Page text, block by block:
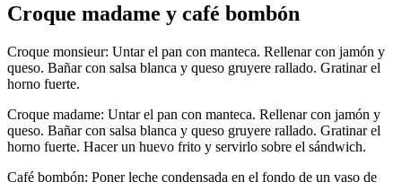
Croque madame y café bombón
Croque monsieur: Untar el pan con manteca. Rellenar con jamón y
queso. Bañar con salsa blanca y queso gruyere rallado. Gratinar el
horno fuerte.
Croque madame: Untar el pan con manteca. Rellenar con jamón y
queso. Bañar con salsa blanca y queso gruyere rallado. Gratinar el
horno fuerte. Hacer un huevo frito y servirlo sobre el sándwich.
Café bombón: Poner leche condensada en el fondo de un vaso de